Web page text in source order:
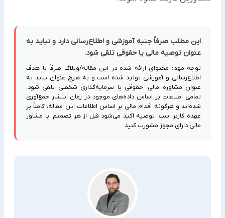
این مطلب صرفاً جنبه آموزشی و اطلاع‌رسانی دارد و نباید به
عنوان توصیه مالی یا حقوقی تلقی شود.
توجه مهم: محتوای ارائه شده در این مقاله/وبلاگ صرفاً با هدف
اطلاع‌رسانی و آموزشی تولید شده است و به هیچ عنوان نباید به
عنوان مشاوره مالی، حقوقی یا سرمایه‌گذاری شخصی تلقی شود.
تمامی اطلاعات بر اساس داده‌های موجود در زمان انتشار جمع‌آوری
شده‌اند و هرگونه اقدام مالی بر اساس اطلاعات این مقاله، کاملاً بر
عهده کاربر است. توصیه اکید می‌شود قبل از هر تصمیم، با مشاور
مالی دارای مجوز مشورت کنید.